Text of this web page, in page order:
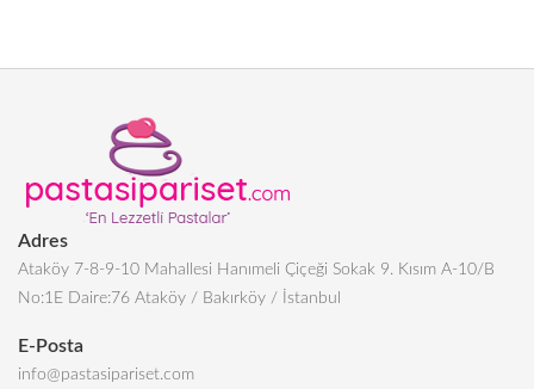
Adres
Ataköy 7-8-9-10 Mahallesi Hanımeli Çiçeği Sokak 9. Kısım A-10/B
No:1E Daire:76 Ataköy / Bakırköy / İstanbul
E-Posta
info@pastasipariset.com